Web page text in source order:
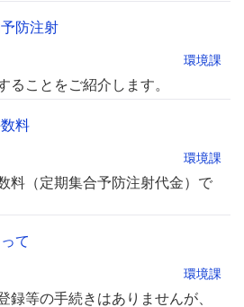
防注射
環境課
ることをご紹介します。
料
環境課
料（定期集合予防注射代金）で
て
環境課
録等の手続きはありませんが、